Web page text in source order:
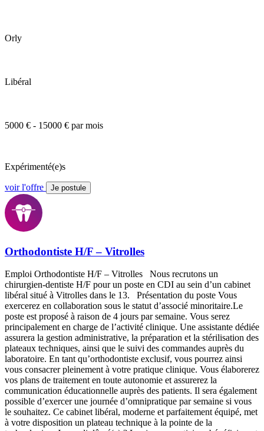
Orly
Libéral
5000 € - 15000 € par mois
Expérimenté(e)s
voir l'offre Je postule
Orthodontiste H/F – Vitrolles
Emploi Orthodontiste H/F – Vitrolles Nous recrutons un
chirurgien-dentiste H/F pour un poste en CDI au sein d’un cabinet
libéral situé à Vitrolles dans le 13. Présentation du poste Vous
exercerez en collaboration sous le statut d’associé minoritaire.Le
poste est proposé à raison de 4 jours par semaine. Vous serez
principalement en charge de l’activité clinique. Une assistante dédiée
assurera la gestion administrative, la préparation et la stérilisation des
plateaux techniques, ainsi que le suivi des commandes auprès du
laboratoire. En tant qu’orthodontiste exclusif, vous pourrez ainsi
vous consacrer pleinement à votre pratique clinique. Vous élaborerez
vos plans de traitement en toute autonomie et assurerez la
communication éducationnelle auprès des patients. Il sera également
possible d’exercer une journée d’omnipratique par semaine si vous
le souhaitez. Ce cabinet libéral, moderne et parfaitement équipé, met
à votre disposition un plateau technique à la pointe de la